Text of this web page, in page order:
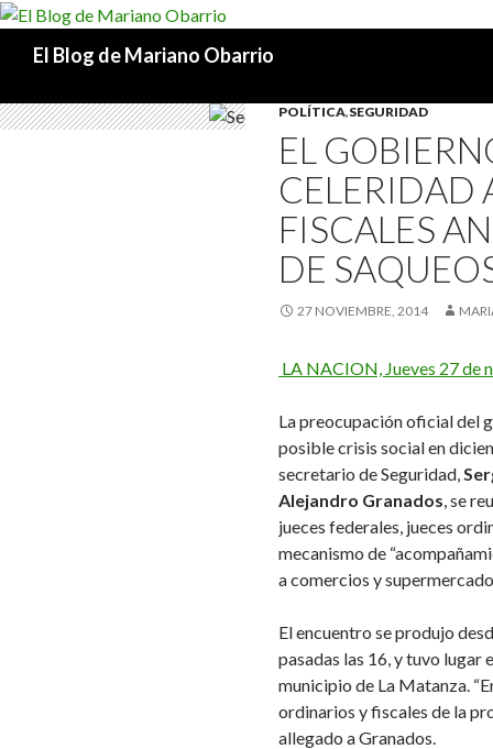
El Blog de Mariano Obarrio
POLÍTICA,SEGURIDAD
EL
CELERIDAD
FISCALES
DE
27 NOVIEMBRE, 2014
LA NACION, Jueves 27 de
La preocupación oficial del
posible crisis social en
secretario de Seguridad,
Alejandro Granados, se
jueces federales, jueces
mecanismo de
a comercios y
El encuentro se produjo
pasadas las 16, y tuvo lugar
municipio de La Matanza.
ordinarios y fiscales de la
allegado a Granados.